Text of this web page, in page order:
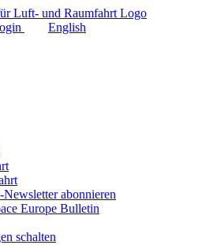
English
abonnieren
Europe Bulletin
schalten